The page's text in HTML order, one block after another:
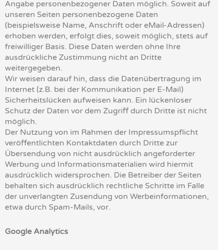
Angabe personenbezogener Daten möglich. Soweit auf
unseren Seiten personenbezogene Daten
(beispielsweise Name, Anschrift oder eMail-Adressen)
erhoben werden, erfolgt dies, soweit möglich, stets auf
freiwilliger Basis. Diese Daten werden ohne Ihre
ausdrückliche Zustimmung nicht an Dritte
weitergegeben.
Wir weisen darauf hin, dass die Datenübertragung im
Internet (z.B. bei der Kommunikation per E-Mail)
Sicherheitslücken aufweisen kann. Ein lückenloser
Schutz der Daten vor dem Zugriff durch Dritte ist nicht
möglich.
Der Nutzung von im Rahmen der Impressumspflicht
veröffentlichten Kontaktdaten durch Dritte zur
Übersendung von nicht ausdrücklich angeforderter
Werbung und Informationsmaterialien wird hiermit
ausdrücklich widersprochen. Die Betreiber der Seiten
behalten sich ausdrücklich rechtliche Schritte im Falle
der unverlangten Zusendung von Werbeinformationen,
etwa durch Spam-Mails, vor.
Google Analytics